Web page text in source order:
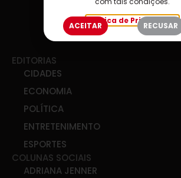
EDITORIAS
CIDADES
ECONOMIA
POLÍTICA
ENTRETENIMENTO
ESPORTES
COLUNAS SOCIAIS
ADRIANA JENNER
Política de Privacidade
ACEITAR RECUSAR